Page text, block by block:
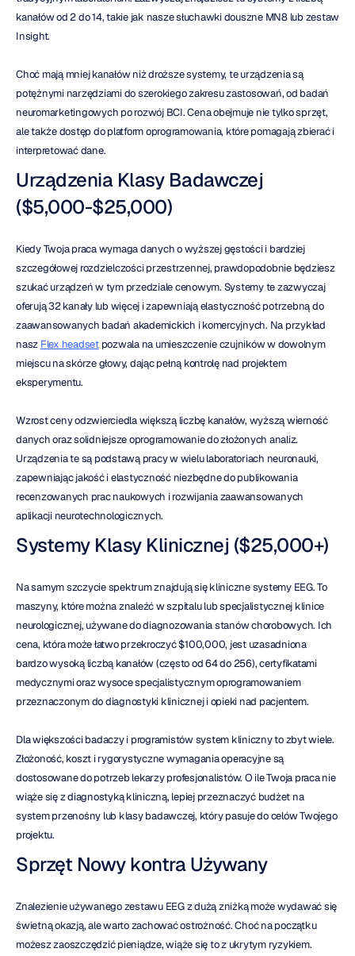
kanałów od 2 do 14, takie jak nasze słuchawki douszne MN8 lub zestaw
Insight.
Choć mają mniej kanałów niż droższe systemy, te urządzenia są
potężnymi narzędziami do szerokiego zakresu zastosowań, od badań
neuromarketingowych po rozwój BCI. Cena obejmuje nie tylko sprzęt,
ale także dostęp do platform oprogramowania, które pomagają zbierać i
interpretować dane.
Urządzenia Klasy Badawczej
($5,000-$25,000)
Kiedy Twoja praca wymaga danych o wyższej gęstości i bardziej
szczegółowej rozdzielczości przestrzennej, prawdopodobnie będziesz
szukać urządzeń w tym przedziale cenowym. Systemy te zazwyczaj
oferują 32 kanały lub więcej i zapewniają elastyczność potrzebną do
zaawansowanych badań akademickich i komercyjnych. Na przykład
nasz Flex headset pozwala na umieszczenie czujników w dowolnym
miejscu na skórze głowy, dając pełną kontrolę nad projektem
eksperymentu.
Wzrost ceny odzwierciedla większą liczbę kanałów, wyższą wierność
danych oraz solidniejsze oprogramowanie do złożonych analiz.
Urządzenia te są podstawą pracy w wielu laboratoriach neuronauki,
zapewniając jakość i elastyczność niezbędne do publikowania
recenzowanych prac naukowych i rozwijania zaawansowanych
aplikacji neurotechnologicznych.
Systemy Klasy Klinicznej ($25,000+)
Na samym szczycie spektrum znajdują się kliniczne systemy EEG. To
maszyny, które można znaleźć w szpitalu lub specjalistycznej klinice
neurologicznej, używane do diagnozowania stanów chorobowych. Ich
cena, która może łatwo przekroczyć $100,000, jest uzasadniona
bardzo wysoką liczbą kanałów (często od 64 do 256), certyfikatami
medycznymi oraz wysoce specjalistycznym oprogramowaniem
przeznaczonym do diagnostyki klinicznej i opieki nad pacjentem.
Dla większości badaczy i programistów system kliniczny to zbyt wiele.
Złożoność, koszt i rygorystyczne wymagania operacyjne są
dostosowane do potrzeb lekarzy profesjonalistów. O ile Twoja praca nie
wiąże się z diagnostyką kliniczną, lepiej przeznaczyć budżet na
system przenośny lub klasy badawczej, który pasuje do celów Twojego
projektu.
Sprzęt Nowy kontra Używany
Znalezienie używanego zestawu EEG z dużą zniżką może wydawać się
świetną okazją, ale warto zachować ostrożność. Choć na początku
możesz zaoszczędzić pieniądze, wiąże się to z ukrytym ryzykiem.